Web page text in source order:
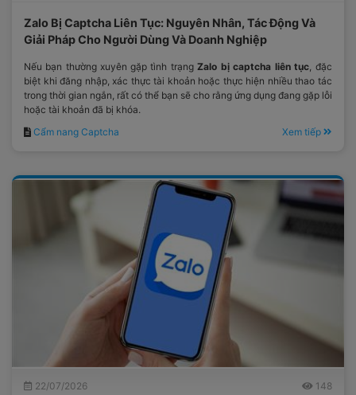
Zalo Bị Captcha Liên Tục: Nguyên Nhân, Tác Động Và
Giải Pháp Cho Người Dùng Và Doanh Nghiệp
Nếu bạn thường xuyên gặp tình trạng Zalo bị captcha liên tục, đặc
biệt khi đăng nhập, xác thực tài khoản hoặc thực hiện nhiều thao tác
trong thời gian ngắn, rất có thể bạn sẽ cho rằng ứng dụng đang gặp lỗi
hoặc tài khoản đã bị khóa.
Cẩm nang Captcha
Xem tiếp
22/07/2026 148